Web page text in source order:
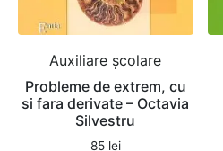
Auxiliare şcolare
Probleme de extrem, cu
si fara derivate – Octavia
Silvestru
85 lei